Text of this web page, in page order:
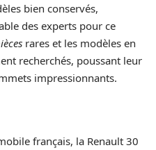
bien conservés,
des experts pour ce
rares et les modèles en
recherchés, poussant leur
impressionnants.
français, la Renault 30